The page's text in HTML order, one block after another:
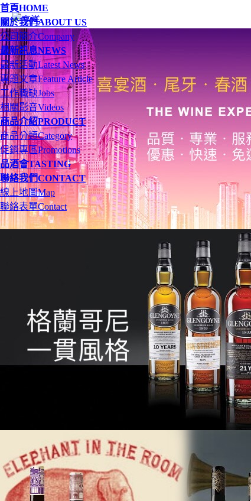
首頁HOME
關於我們ABOUT US
公司簡介Company
最新訊息NEWS
最新活動Latest News
專題文章Feature Article
工作職缺Jobs
相關影音Videos
商品介紹PRODUCT
商品分類Category
促銷專區Promotions
品酒會TASTING
聯絡我們CONTACT
線上地圖Map
聯絡表單Contact